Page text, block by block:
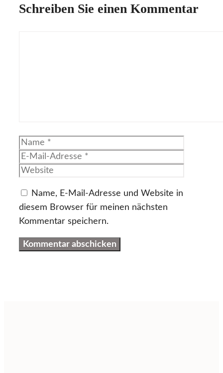
Schreiben Sie einen Kommentar
Name
Name, E-Mail-Adresse und Website in
diesem Browser für meinen nächsten
Kommentar speichern.